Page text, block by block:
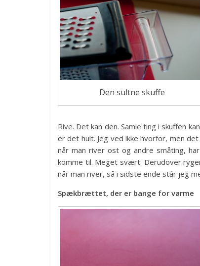
Den sultne skuffe
Rive. Det kan den. Samle ting i skuffen
er det hult. Jeg ved ikke hvorfor, men
når man river ost og andre småting,
komme til. Meget svært. Derudover
når man river, så i sidste ende står jeg
Spækbrættet, der er bange for varme